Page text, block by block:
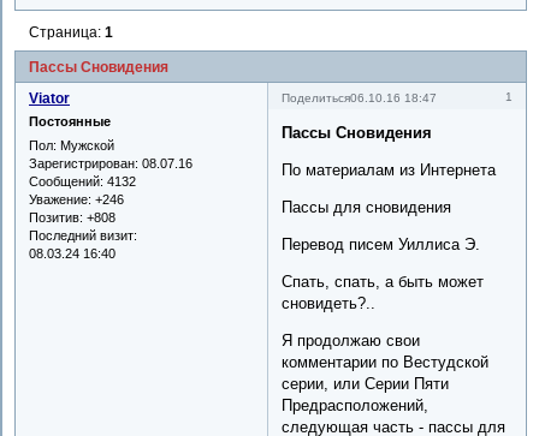
Пассы Сновидения
Страница:1
Поделиться 1
06.10.16 18:47
Viator
Постоянные
Пол: Мужской
Зарегистрирован: 08.07.16
Сообщений: 4132
Уважение: +246
Позитив: +808
Последний визит:
08.03.24 16:40
Пассы Сновидения
По материалам из Интернета
Пассы для сновидения
Перевод писем Уиллиса Э.
Спать, спать, а быть может
сновидеть?..
Я продолжаю свои
комментарии по Вестудской
серии, или Серии Пяти
Предрасположений,
следующая часть - пассы для